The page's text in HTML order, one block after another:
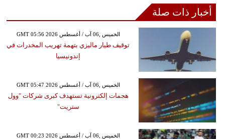
أخبار ذات صلة
GMT 05:56 2026 الخميس ,06 آب / أغسطس
توقيف طيار ماليزي بتهمة تهريب المخدرات في
إندونيسيا
GMT 05:47 2026 الخميس ,06 آب / أغسطس
هجمات إلكترونية تستهدف كبرى شركات "وول
ستريت"
GMT 00:23 2026 الخميس ,06 آب / أغسطس